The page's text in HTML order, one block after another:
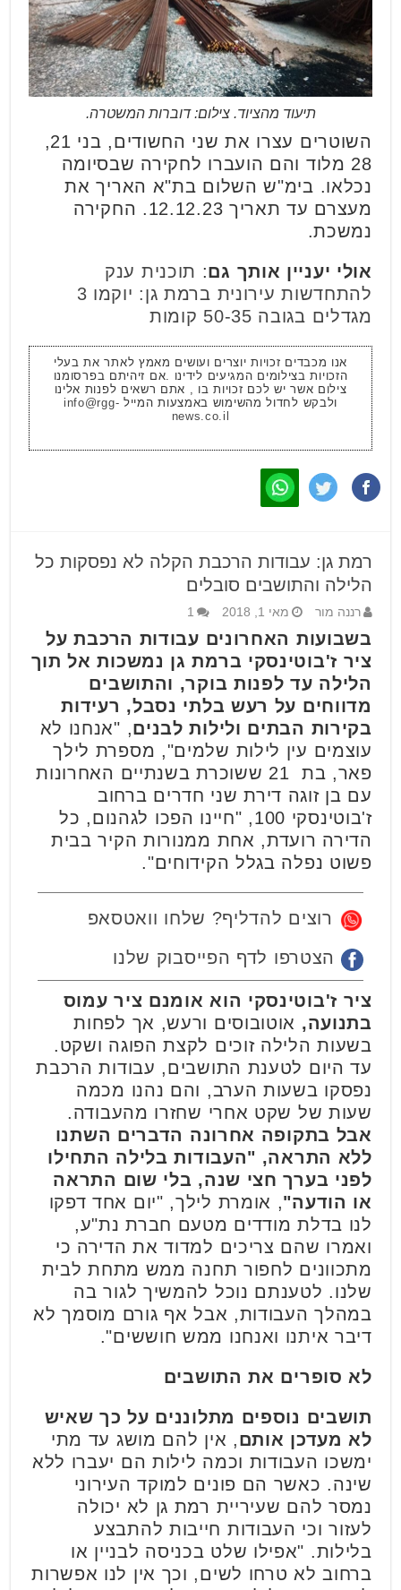
תיעוד מהציוד. צילום: דוברות המשטרה.
השוטרים עצרו את שני החשודים, בני 21,
28 מלוד והם הועברו לחקירה שבסיומה
נכלאו. בימ"ש השלום בת"א האריך את
מעצרם עד תאריך 12.12.23. החקירה
נמשכת.
אולי יעניין אותך גם: תוכנית ענק
להתחדשות עירונית ברמת גן: יוקמו 3
מגדלים בגובה 50-35 קומות
אנו מכבדים זכויות יוצרים ועושים מאמץ לאתר את בעלי
הזכויות בצילומים המגיעים לידינו .אם זיהיתם בפרסומנו
צילום אשר יש לכם זכויות בו , אתם רשאים לפנות אלינו
ולבקש לחדול מהשימוש באמצעות המייל info@rgg-
news.co.il
רמת גן: עבודות הרכבת הקלה לא נפסקות כל
הלילה והתושבים סובלים
רננה מור מאי 1, 2018 1
בשבועות האחרונים עבודות הרכבת על
ציר ז'בוטינסקי ברמת גן נמשכות אל תוך
הלילה עד לפנות בוקר, והתושבים
מדווחים על רעש בלתי נסבל, רעידות
בקירות הבתים ולילות לבנים, "אנחנו לא
עוצמים עין לילות שלמים", מספרת לילך
פאר, בת 21 ששוכרת בשנתיים האחרונות
עם בן זוגה דירת שני חדרים ברחוב
ז'בוטינסקי 100, "חיינו הפכו לגהנום, כל
הדירה רועדת, אחת ממנורות הקיר בבית
פשוט נפלה בגלל הקידוחים".
רוצים להדליף? שלחו וואטסאפ
הצטרפו לדף הפייסבוק שלנו
ציר ז'בוטינסקי הוא אומנם ציר עמוס
בתנועה, אוטובוסים ורעש, אך לפחות
בשעות הלילה זוכים לקצת הפוגה ושקט.
עד היום לטענת התושבים, עבודות הרכבת
נפסקו בשעות הערב, והם נהנו מכמה
שעות של שקט אחרי שחזרו מהעבודה.
אבל בתקופה אחרונה הדברים השתנו
ללא התראה, "העבודות בלילה התחילו
לפני בערך חצי שנה, בלי שום התראה
או הודעה", אומרת לילך, "יום אחד דפקו
לנו בדלת מודדים מטעם חברת נת"ע,
ואמרו שהם צריכים למדוד את הדירה כי
מתכוונים לחפור תחנה ממש מתחת לבית
שלנו. לטענתם נוכל להמשיך לגור בה
במהלך העבודות, אבל אף גורם מוסמך לא
דיבר איתנו ואנחנו ממש חוששים".
לא סופרים את התושבים
תושבים נוספים מתלוננים על כך שאיש
לא מעדכן אותם, אין להם מושג עד מתי
ימשכו העבודות וכמה לילות הם יעברו ללא
שינה. כאשר הם פונים למוקד העירוני
נמסר להם שעיריית רמת גן לא יכולה
לעזור וכי העבודות חייבות להתבצע
בלילות. "אפילו שלט בכניסה לבניין או
ברחוב לא טרחו לשים, וכך אין לנו אפשרות